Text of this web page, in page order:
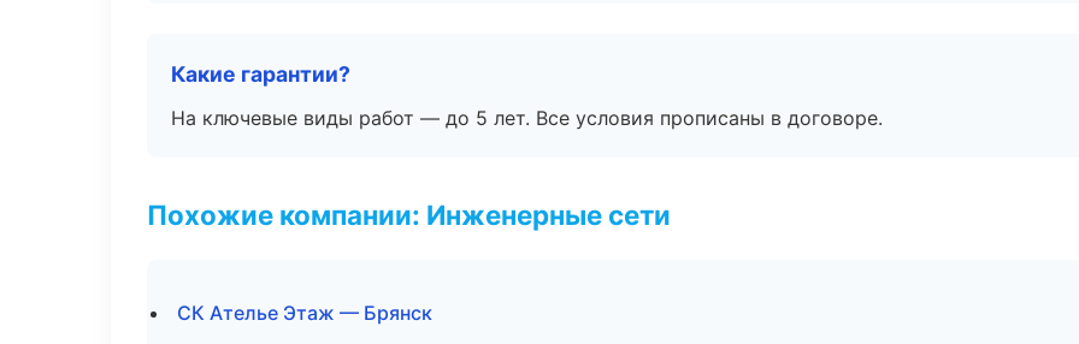
Какие гарантии?
На ключевые виды работ — до 5 лет. Все условия прописаны в договоре.
Похожие компании: Инженерные сети
СК Ателье Этаж — Брянск